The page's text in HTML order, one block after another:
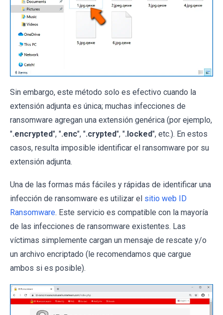
Sin embargo, este método solo es efectivo cuando la
extensión adjunta es única; muchas infecciones de
ransomware agregan una extensión genérica (por ejemplo,
".encrypted", ".enc", ".crypted", ".locked", etc.). En estos
casos, resulta imposible identificar el ransomware por su
extensión adjunta.
Una de las formas más fáciles y rápidas de identificar una
infección de ransomware es utilizar el sitio web ID
Ransomware. Este servicio es compatible con la mayoría
de las infecciones de ransomware existentes. Las
víctimas simplemente cargan un mensaje de rescate y/o
un archivo encriptado (le recomendamos que cargue
ambos si es posible).